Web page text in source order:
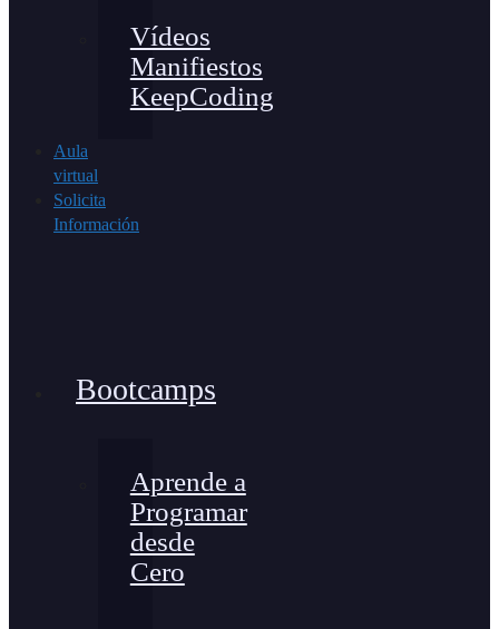
Vídeos
Manifiestos
KeepCoding
Aula
virtual
Solicita
Información
Bootcamps
Aprende a
Programar
desde
Cero